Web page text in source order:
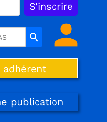
search person
adhérent
publication